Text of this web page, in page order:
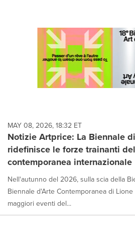
MAY 08, 2026, 18:32 ET
Notizie Artprice: La Biennale
ridefinisce le forze trainanti
contemporanea internazionale
Nell'autunno del 2026, sulla scia della
Biennale d'Arte Contemporanea di
maggiori eventi del...